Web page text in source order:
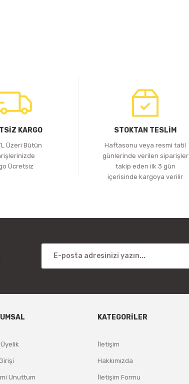
KARGO
Üzeri Bütün
Ücretsiz
STOKTAN TESLİM
Haftasonu veya resmi tatil
günlerinde verilen siparişler
takip eden ilk 3 gün
içerisinde kargoya verilir
Unuttum
KATEGORİLER
İletişim
Hakkımızda
İletişim Formu